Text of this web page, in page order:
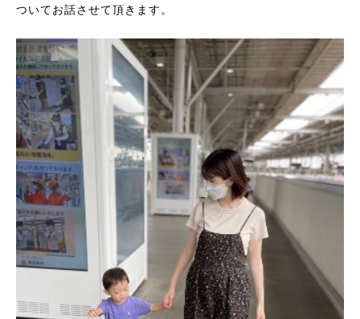
ついてお話させて頂きます。